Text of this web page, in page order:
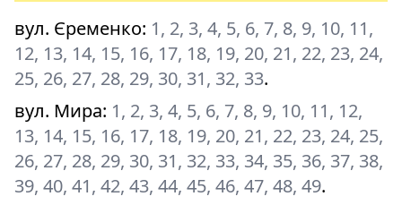
вул. Єременко: 1, 2, 3, 4, 5, 6, 7, 8, 9, 10, 11,
12, 13, 14, 15, 16, 17, 18, 19, 20, 21, 22, 23, 24,
25, 26, 27, 28, 29, 30, 31, 32, 33.
вул. Мира: 1, 2, 3, 4, 5, 6, 7, 8, 9, 10, 11, 12,
13, 14, 15, 16, 17, 18, 19, 20, 21, 22, 23, 24, 25,
26, 27, 28, 29, 30, 31, 32, 33, 34, 35, 36, 37, 38,
39, 40, 41, 42, 43, 44, 45, 46, 47, 48, 49.